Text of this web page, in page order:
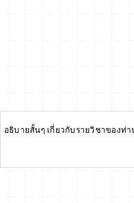
อธิบายสั้นๆ เกี่ยวกับรายวิชาของท่า